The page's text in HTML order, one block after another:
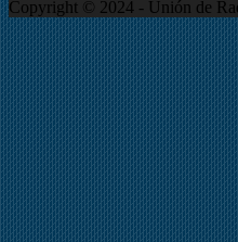
Copyright © 2024 - Unión de